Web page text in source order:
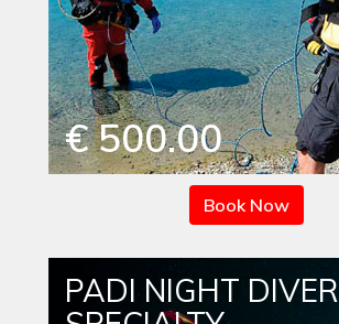
€ 500.00
Book Now
PADI NIGHT DIVER